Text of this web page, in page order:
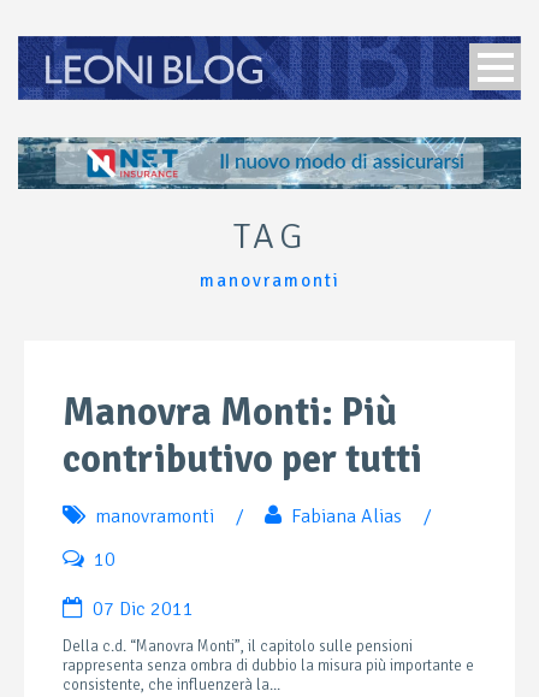
TAG
manovramonti
Manovra Monti: Più
contributivo per tutti
manovramonti / Fabiana Alias
/
10
07 Dic 2011
Della c.d. “Manovra Monti”, il capitolo sulle pensioni
rappresenta senza ombra di dubbio la misura più importante e
consistente, che influenzerà la...